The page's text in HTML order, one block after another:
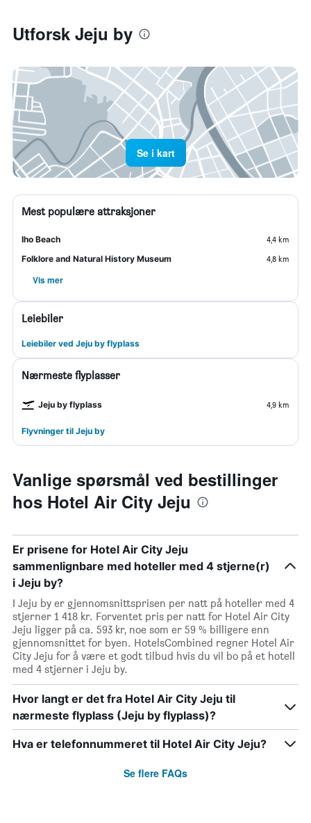
Utforsk Jeju by
Se i kart
Mest populære attraksjoner
Iho Beach
4,4 km
Folklore and Natural History Museum
4,8 km
Vis mer
Leiebiler
Leiebiler ved Jeju by flyplass
Nærmeste flyplasser
Jeju by flyplass 4,9 km
Flyvninger til Jeju by
Vanlige spørsmål ved bestillinger
hos Hotel Air City Jeju
Er prisene for Hotel Air City Jeju
sammenlignbare med hoteller med 4 stjerne(r)
i Jeju by?
I Jeju by er gjennomsnittsprisen per natt på hoteller med 4
stjerner 1 418 kr. Forventet pris per natt for Hotel Air City
Jeju ligger på ca. 593 kr, noe som er 59 % billigere enn
gjennomsnittet for byen. HotelsCombined regner Hotel Air
City Jeju for å være et godt tilbud hvis du vil bo på et hotell
med 4 stjerner i Jeju by.
Hvor langt er det fra Hotel Air City Jeju til
nærmeste flyplass (Jeju by flyplass)?
Hva er telefonnummeret til Hotel Air City Jeju?
Se flere FAQs